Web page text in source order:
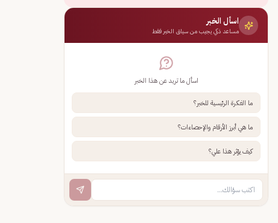
اسأل الخبر
مساعد ذكي يجيب من سياق الخبر فقط
اسأل ما تريد عن هذا الخبر
ما الفكرة الرئيسية للخبر؟
ما هي أبرز الأرقام والإحصاءات؟
كيف يؤثر هذا علي؟